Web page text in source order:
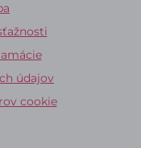
údajov
cookie